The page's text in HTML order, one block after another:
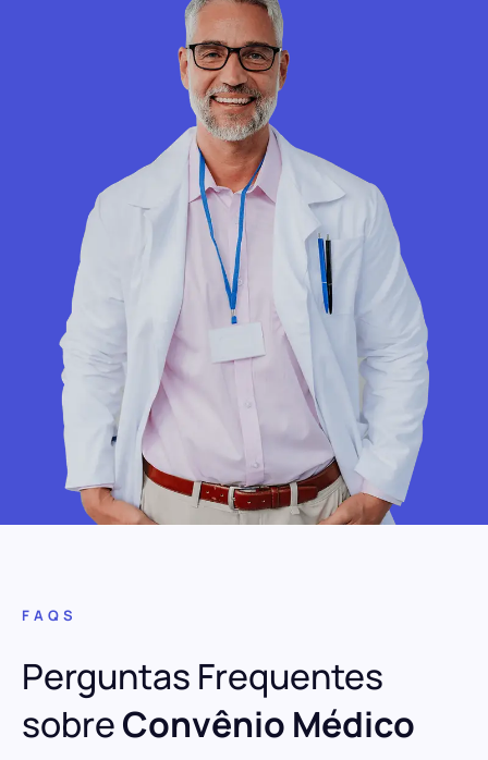
FAQS
Perguntas Frequentes
sobreConvênio Médico